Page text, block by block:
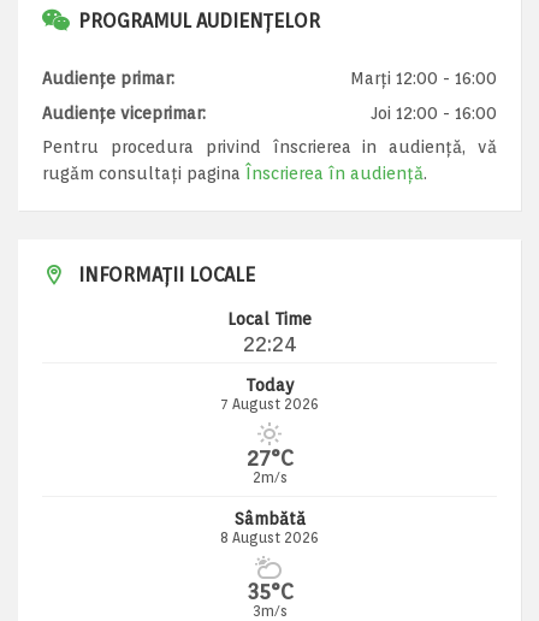
PROGRAMUL AUDIENȚELOR
Audiențe primar:
Marți 12:00 - 16:00
Audiențe viceprimar:
Joi 12:00 - 16:00
Pentru procedura privind înscrierea in audiență, vă
rugăm consultați pagina Înscrierea în audiență.
INFORMAȚII LOCALE
Local Time
22:24
Today
7 August 2026
27°C
2m/s
Sâmbătă
8 August 2026
35°C
3m/s